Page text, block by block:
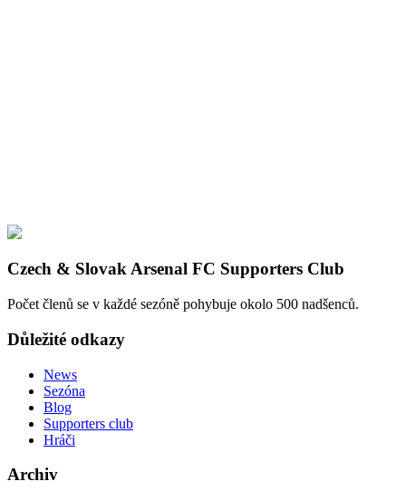
Czech & Slovak Arsenal FC Supporters Club
Počet členů se v každé sezóně pohybuje okolo 500 nadšenců.
Důležité odkazy
News
Sezóna
Blog
Supporters club
Hráči
Archiv